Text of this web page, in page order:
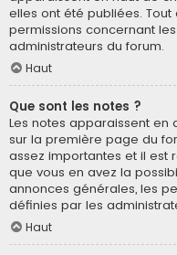
elles ont été publiées.
permissions concernant
administrateurs du forum.
Haut
Que sont les notes ?
Les notes apparaissent en
sur la première page du
assez importantes et il est
que vous en avez la
annonces générales, les
définies par les
Haut